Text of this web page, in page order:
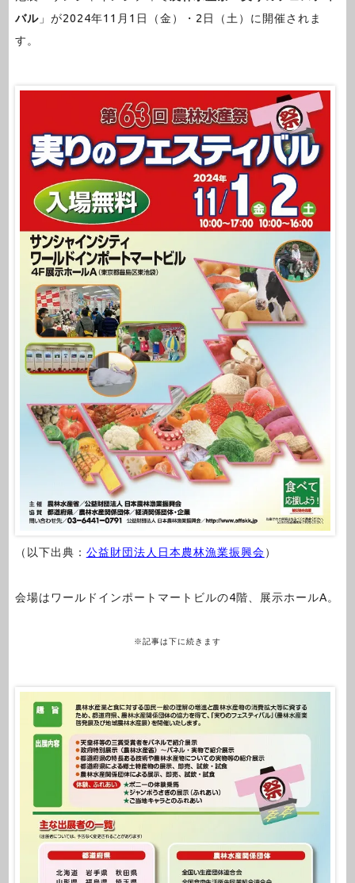
バル」が2024年11月1日（金）・2日（土）に開催されま
す。
（以下出典： 公益財団法人日本農林漁業振興会）
会場はワールドインポートマートビルの4階、展示ホールA。
※記事は下に続きます